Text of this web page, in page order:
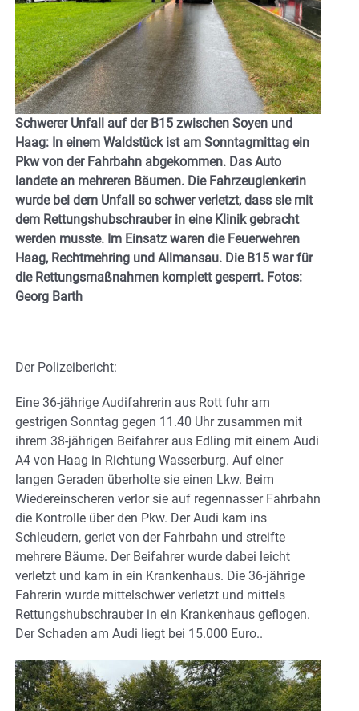
Schwerer Unfall auf der B15 zwischen Soyen und
Haag: In einem Waldstück ist am Sonntagmittag ein
Pkw von der Fahrbahn abgekommen. Das Auto
landete an mehreren Bäumen. Die Fahrzeuglenkerin
wurde bei dem Unfall so schwer verletzt, dass sie mit
dem Rettungshubschrauber in eine Klinik gebracht
werden musste. Im Einsatz waren die Feuerwehren
Haag, Rechtmehring und Allmansau. Die B15 war für
die Rettungsmaßnahmen komplett gesperrt. Fotos:
Georg Barth
Der Polizeibericht:
Eine 36-jährige Audifahrerin aus Rott fuhr am
gestrigen Sonntag gegen 11.40 Uhr zusammen mit
ihrem 38-jährigen Beifahrer aus Edling mit einem Audi
A4 von Haag in Richtung Wasserburg. Auf einer
langen Geraden überholte sie einen Lkw. Beim
Wiedereinscheren verlor sie auf regennasser Fahrbahn
die Kontrolle über den Pkw. Der Audi kam ins
Schleudern, geriet von der Fahrbahn und streifte
mehrere Bäume. Der Beifahrer wurde dabei leicht
verletzt und kam in ein Krankenhaus. Die 36-jährige
Fahrerin wurde mittelschwer verletzt und mittels
Rettungshubschrauber in ein Krankenhaus geflogen.
Der Schaden am Audi liegt bei 15.000 Euro..